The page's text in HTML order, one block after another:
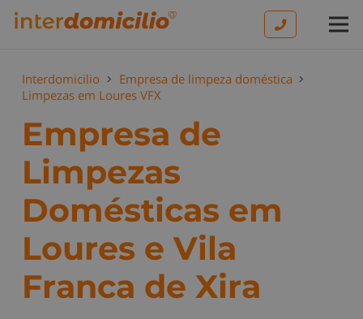
Interdomicilio
Empresa de limpeza doméstica
Limpezas em Loures VFX
Empresa de
Limpezas
Domésticas em
Loures e Vila
Franca de Xira